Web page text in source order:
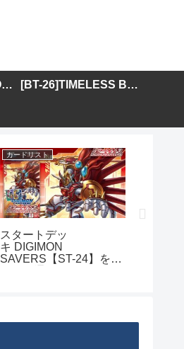
[EX-12]DIGITAL WORLD SHAMBALA [BT-26]TIMELESS BONDS
カードリスト
スタートデッ
キ DIGIMON
SAVERS【ST-24】を取